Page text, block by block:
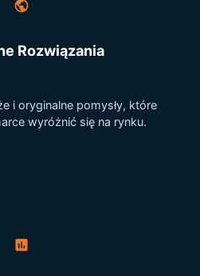
Rozwiązania
i oryginalne pomysły, które
wyróżnić się na rynku.